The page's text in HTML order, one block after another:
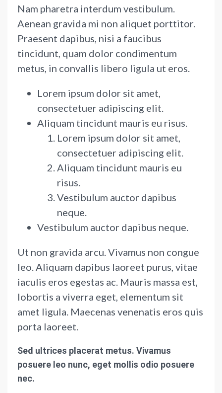
Nam pharetra interdum vestibulum.
Aenean gravida mi non aliquet porttitor.
Praesent dapibus, nisi a faucibus
tincidunt, quam dolor condimentum
metus, in convallis libero ligula ut eros.
Lorem ipsum dolor sit amet,
consectetuer adipiscing elit.
Aliquam tincidunt mauris eu risus.
Lorem ipsum dolor sit amet,
consectetuer adipiscing elit.
Aliquam tincidunt mauris eu
risus.
Vestibulum auctor dapibus
neque.
Vestibulum auctor dapibus neque.
Ut non gravida arcu. Vivamus non congue
leo. Aliquam dapibus laoreet purus, vitae
iaculis eros egestas ac. Mauris massa est,
lobortis a viverra eget, elementum sit
amet ligula. Maecenas venenatis eros quis
porta laoreet.
Sed ultrices placerat metus. Vivamus
posuere leo nunc, eget mollis odio posuere
nec.